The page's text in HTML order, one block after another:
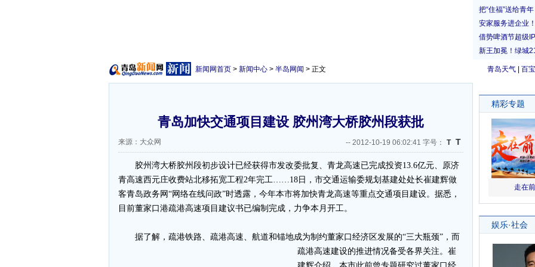
青岛天气 百
新闻网首页 > 新闻中心 > 半岛网闻 > 正文
青岛加快交通项目建设 胶州湾大桥胶州段获批
来源：大众网 -- 2012-10-19 06:02:41 字号： T T
胶州湾大桥胶州段初步设计已经获得市发改委批复、青龙高速已完成投资13.6亿元、原济
青高速西元庄收费站北移拓宽工程2年完工……18日，市交通运输委规划基建处处长崔建辉做
客青岛政务网“网络在线问政”时透露，今年本市将加快青龙高速等重点交通项目建设。据悉，
目前董家口港疏港高速项目建议书已编制完成，力争本月开工。
据了解，疏港铁路、疏港高速、航道和锚地成为制约董家口经济区发展的“三大瓶颈”，而
疏港高速建设的推进情况备受各界关注。崔